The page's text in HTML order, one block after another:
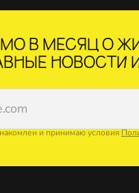
В МЕСЯЦ О
НОВОСТИ
и принимаю условия